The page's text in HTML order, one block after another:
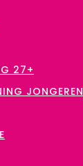
27+
JONGEREN